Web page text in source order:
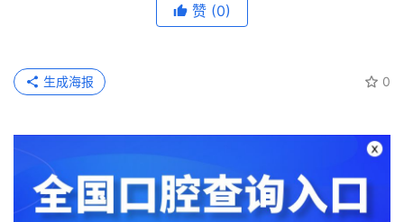
赞 (0)
0
生成海报